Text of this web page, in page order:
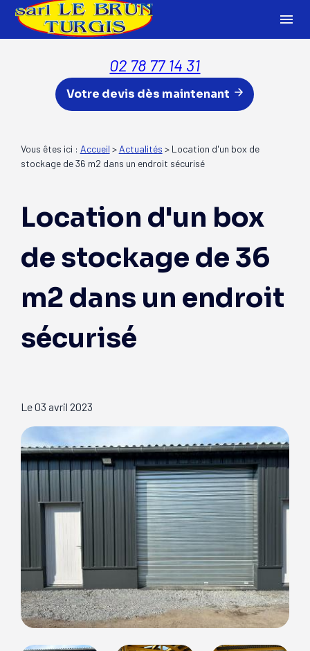
menu
02 78 77 14 31
Votre devis dès maintenant
Vous êtes ici : Accueil > Actualités > Location d'un box de
stockage de 36 m2 dans un endroit sécurisé
Location d'un box
de stockage de 36
m2 dans un endroit
sécurisé
Le03 avril 2023
Panneau de gestion des cookies